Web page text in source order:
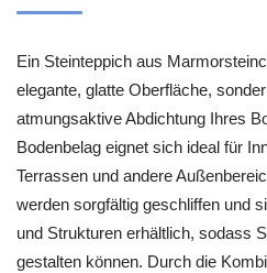
Ein Steinteppich aus
elegante, glatte Oberfläche,
atmungsaktive Abdichtung Ihres
Bodenbelag eignet sich ideal für
Terrassen und andere
werden sorgfältig geschliffen und
und Strukturen erhältlich, sodass
gestalten können. Durch die